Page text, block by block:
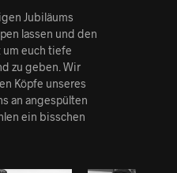
Jubiläums
lassen und den
euch tiefe
zu geben. Wir
Köpfe unseres
an angespülten
ein bisschen